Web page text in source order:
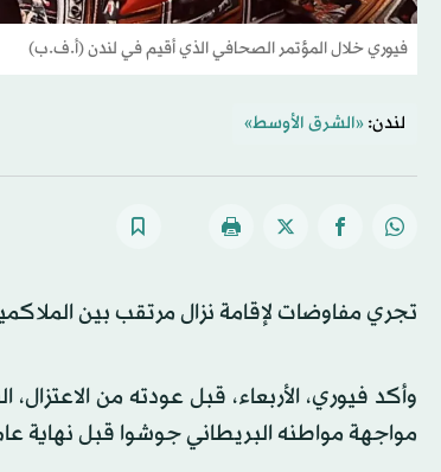
فيوري خلال المؤتمر الصحافي الذي أقيم في لندن (أ.ف.ب)
لندن: «الشرق الأوسط»
تجري مفاوضات لإقامة نزال مرتقب بين
وأكد فيوري، الأربعاء، قبل عودته من
مواجهة مواطنه البريطاني جوشوا قبل نهاية عام